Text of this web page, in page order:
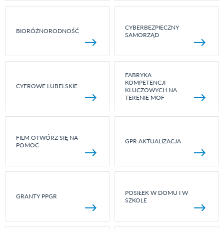
BIORÓŻNORODNOŚĆ
CYBERBEZPIECZNY
SAMORZĄD
CYFROWE LUBELSKIE
FABRYKA
KOMPETENCJI
KLUCZOWYCH NA
TERENIE MOF
FILM OTWÓRZ SIĘ NA
POMOC
GPR AKTUALIZACJA
GRANTY PPGR
POSIŁEK W DOMU I W
SZKOLE